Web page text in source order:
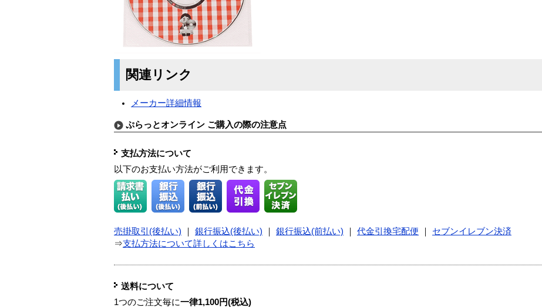
関連リンク
メーカー詳細情報
ぷらっとオンライン ご購入の際の注意点
支払方法について
以下のお支払い方法がご利用できます。
売掛取引(後払い) 銀行振込(後払い) 銀行振込(前払い) 代金引換宅配便
セブンイレブン決済
⇒支払方法について詳しくはこちら
送料について
1つのご注文毎に一律1,100円(税込)